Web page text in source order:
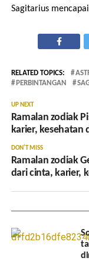
Sagitarius mencapai
RELATED TOPICS:
PERBINTANGAN
UP NEXT
Ramalan zodiak
karier, kesehatan
DON'T MISS
Ramalan zodiak
dari cinta, karier,